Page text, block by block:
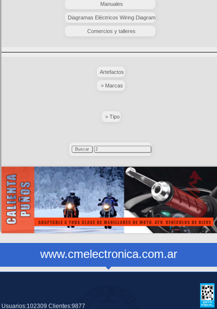
Manuales
Diagramas Eléctricos Wiring Diagram
Comercios y talleres
Artefactos
> Marcas
> Tipo
www.cmelectronica.com.ar
Usuarios:102309 Clientes:9877